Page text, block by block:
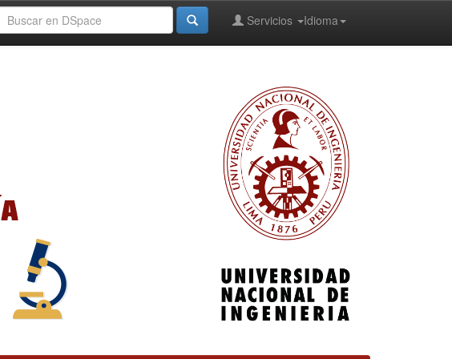
Idioma
Servicios